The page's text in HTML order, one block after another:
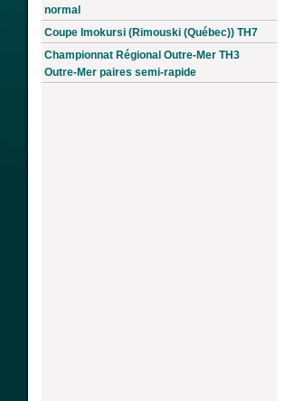
normal
Coupe Imokursi (Rimouski (Québec)) TH7
Championnat Régional Outre-Mer TH3
Outre-Mer paires semi-rapide